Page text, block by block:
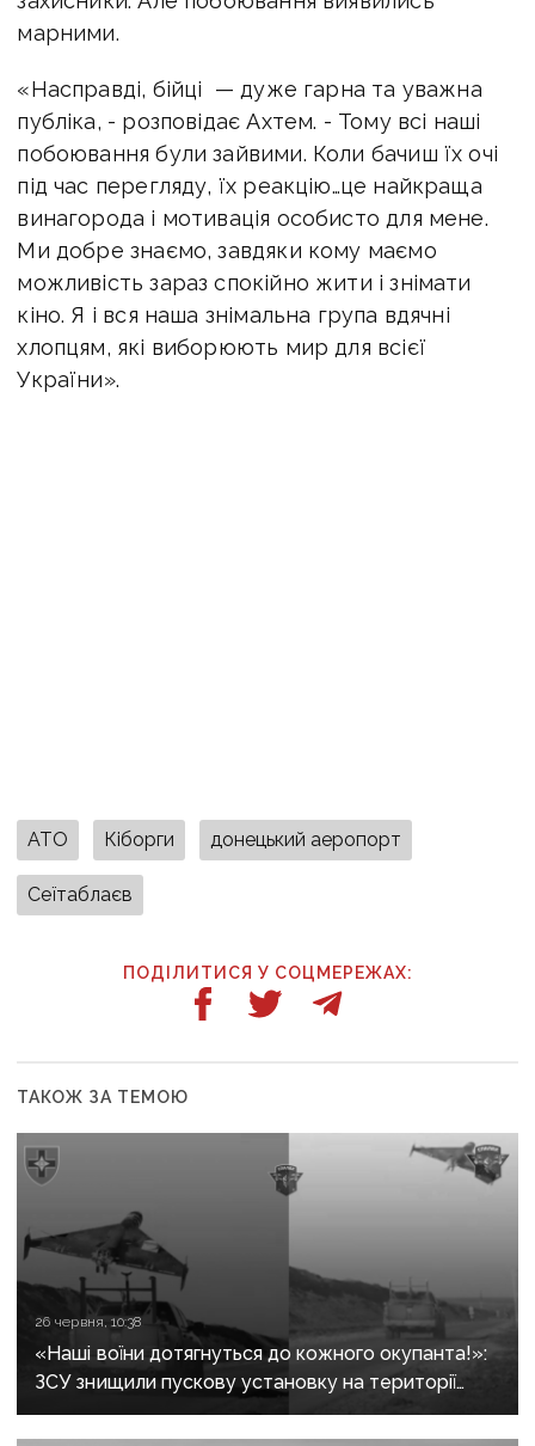
марними.
«Насправді, бійці — дуже гарна та уважна
публіка, - розповідає Ахтем. - Тому всі наші
побоювання були зайвими. Коли бачиш їх очі
під час перегляду, їх реакцію…це найкраща
винагорода і мотивація особисто для мене.
Ми добре знаємо, завдяки кому маємо
можливість зараз спокійно жити і знімати
кіно. Я і вся наша знімальна група вдячні
хлопцям, які виборюють мир для всієї
України».
АТО Кіборги донецький аеропорт
Сеїтаблаєв
ПОДІЛИТИСЯ У СОЦМЕРЕЖАХ:
ТАКОЖ ЗА ТЕМОЮ
26 червня, 10:38
«Наші воїни дотягнуться до кожного окупанта!»:
ЗСУ знищили пускову установку на території
Донецького аеропорту